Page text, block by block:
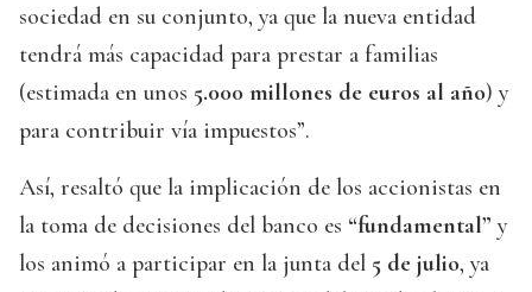
sociedad en su conjunto, ya que la nueva entidad
tendrá más capacidad para prestar a familias
(estimada en unos 5.000 millones de euros al año) y
para contribuir vía impuestos”.
Así, resaltó que la implicación de los accionistas en
la toma de decisiones del banco es “fundamental” y
los animó a participar en la junta del 5 de julio, ya